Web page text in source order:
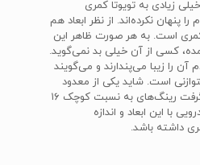
۸۲۰ علاقه‌ی خیلی زیادی به تویوتا کمری
را پنهان نکرده‌اند. از نظر ابعاد هم
است. به هر صورت ظاهر این
کسی از آن خیلی بد نمی‌گوید.
آن را زیبا می‌پندارند و می‌گویند
است. شاید یکی از معدود
ایرادهایی که بتوان به آن گرفت رینگ‌های به نسبت کوچک ۱۶
با این ابعاد و اندازه
داشته باشد.